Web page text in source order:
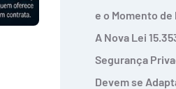
e o Momento de
A Nova Lei
Segurança
Devem se